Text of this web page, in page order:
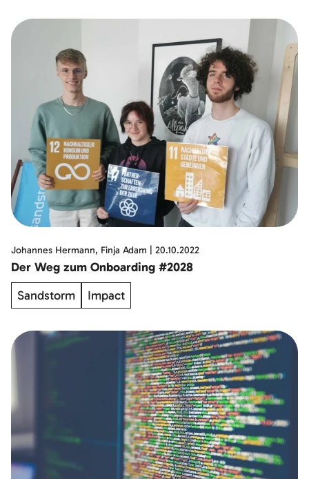
Johannes Hermann, Finja Adam 20.10.2022
Der Weg zum Onboarding #2028
Sandstorm
Impact